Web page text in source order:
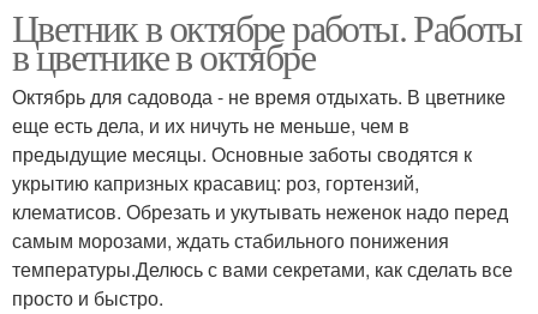
Цветник в октябре работы. Работы
в цветнике в октябре
Октябрь для садовода - не время отдыхать. В цветнике
еще есть дела, и их ничуть не меньше, чем в
предыдущие месяцы. Основные заботы сводятся к
укрытию капризных красавиц: роз, гортензий,
клематисов. Обрезать и укутывать неженок надо перед
самым морозами, ждать стабильного понижения
температуры.Делюсь с вами секретами, как сделать все
просто и быстро.